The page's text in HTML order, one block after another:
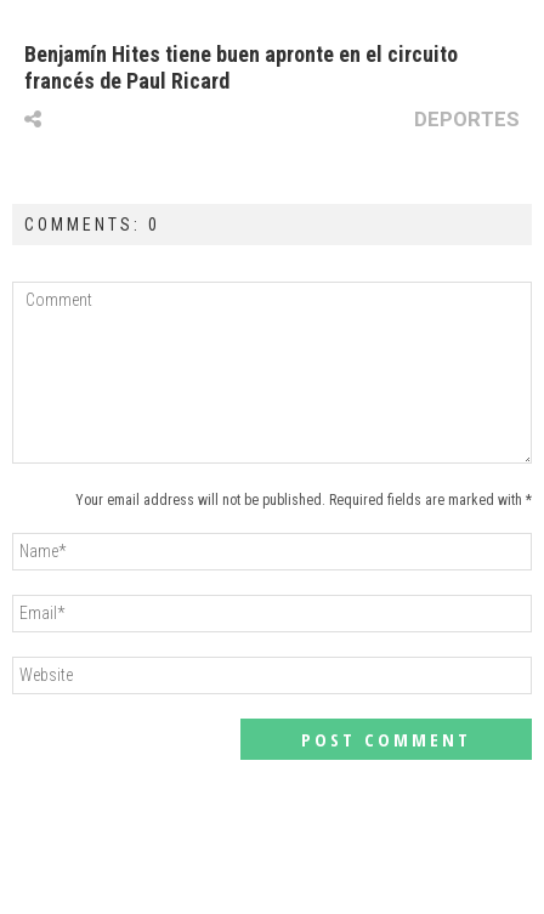
Benjamín Hites tiene buen apronte en el circuito
francés de Paul Ricard
DEPORTES
COMMENTS: 0
Your email address will not be published. Required fields are marked with *